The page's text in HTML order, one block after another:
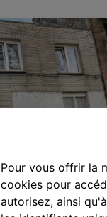
Pour vous offrir la
cookies pour
autorisez, ainsi